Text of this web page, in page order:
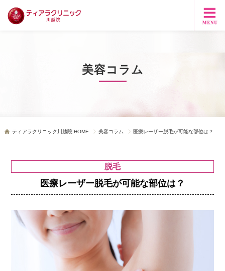
美容コラム
ティアラクリニック川越院 HOME 美容コラム 医療レーザー脱毛が可能な部位は？
脱毛
医療レーザー脱毛が可能な部位は？